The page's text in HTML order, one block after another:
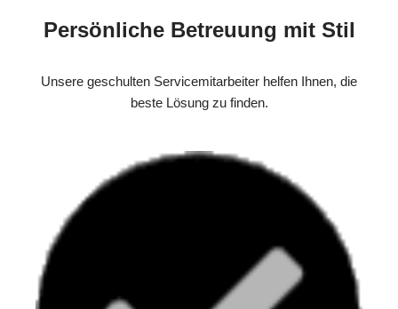
Persönliche Betreuung mit Stil
Unsere geschulten Servicemitarbeiter helfen Ihnen, die
beste Lösung zu finden.